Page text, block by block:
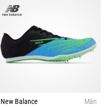
New Balance
Män